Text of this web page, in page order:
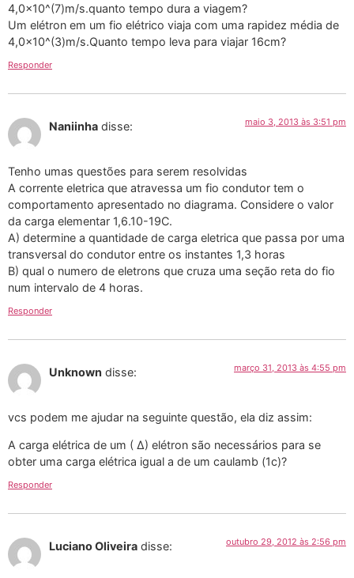
4,0×10^(7)m/s.quanto tempo dura a viagem?
Um elétron em um fio elétrico viaja com uma rapidez média de
4,0×10^(3)m/s.Quanto tempo leva para viajar 16cm?
Responder
Naniinha disse: maio 3, 2013 às 3:51 pm
Tenho umas questões para serem resolvidas
A corrente eletrica que atravessa um fio condutor tem o
comportamento apresentado no diagrama. Considere o valor
da carga elementar 1,6.10-19C.
A) determine a quantidade de carga eletrica que passa por uma
transversal do condutor entre os instantes 1,3 horas
B) qual o numero de eletrons que cruza uma seção reta do fio
num intervalo de 4 horas.
Responder
Unknown disse: março 31, 2013 às 4:55 pm
vcs podem me ajudar na seguinte questão, ela diz assim:
A carga elétrica de um ( ∆) elétron são necessários para se
obter uma carga elétrica igual a de um caulamb (1c)?
Responder
Luciano Oliveira disse: outubro 29, 2012 às 2:56 pm